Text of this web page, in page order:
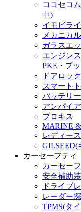
ココセコ
中)
イモビラ
メカニカ
ガラスエ
エンジン
PKE・プ
ドアロッ
スマート
バッテリ
アンパイア
ブロキス
MARINE
レディー
GILSEED(
カーセーフティ
カーセー
安全補助
ドライブ
レーダー
TPMS(タ